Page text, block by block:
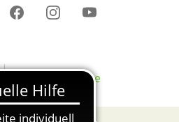
Bezirke & Kreise